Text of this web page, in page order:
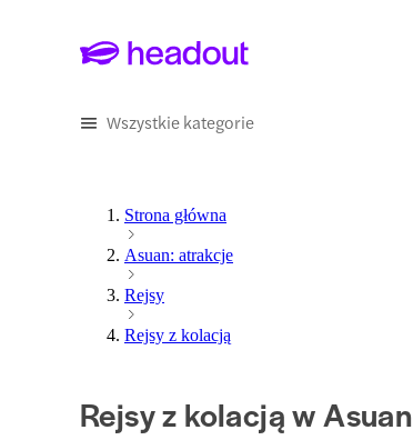
Wszystkie kategorie
Strona główna
Asuan: atrakcje
Rejsy
Rejsy z kolacją
Rejsy z kolacją w Asuan